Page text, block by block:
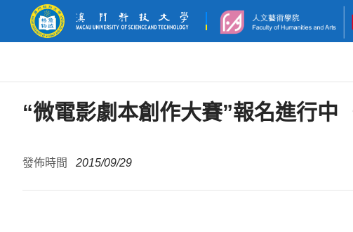
“微電影劇本創作大賽”報名進行中
發佈時間 2015/09/29